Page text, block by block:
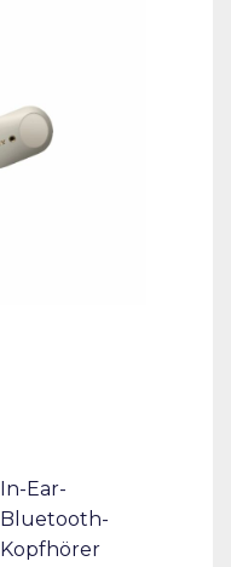
In-Ear-
Bluetooth-
Kopfhörer